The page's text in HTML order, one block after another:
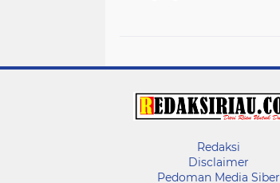
Redaksi
Disclaimer
Pedoman Media Siber